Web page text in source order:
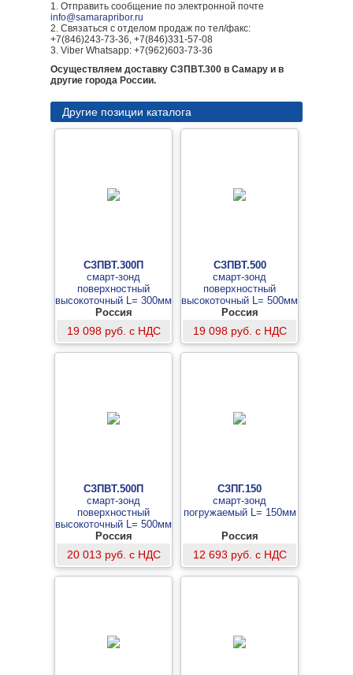
1. Отправить сообщение по электронной почте
info@samarapribor.ru
2. Связаться с отделом продаж по тел/факс:
+7(846)243-73-36, +7(846)331-57-08
3. Viber Whatsapp: +7(962)603-73-36
Осуществляем доставку СЗПВТ.300 в Самару и в
другие города России.
Другие позиции каталога
СЗПВТ.300П
смарт-зонд
поверхностный
высокоточный L= 300мм
со встроенной флеш-
памятью
Россия
19 098 руб. с НДС
СЗПВТ.500
смарт-зонд
поверхностный
высокоточный L= 500мм
Россия
19 098 руб. с НДС
СЗПВТ.500П
смарт-зонд
поверхностный
высокоточный L= 500мм
со встроенной флеш-
памятью
Россия
20 013 руб. с НДС
СЗПГ.150
смарт-зонд
погружаемый L= 150мм
Россия
12 693 руб. с НДС